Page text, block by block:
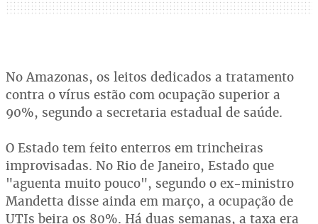
No Amazonas, os leitos dedicados a tratamento
contra o vírus estão com ocupação superior a
90%, segundo a secretaria estadual de saúde.
O Estado tem feito enterros em trincheiras
improvisadas. No Rio de Janeiro, Estado que
"aguenta muito pouco", segundo o ex-ministro
Mandetta disse ainda em março, a ocupação de
UTIs beira os 80%. Há duas semanas, a taxa era